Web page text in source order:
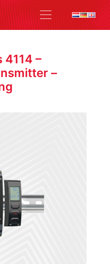
4114 –
–